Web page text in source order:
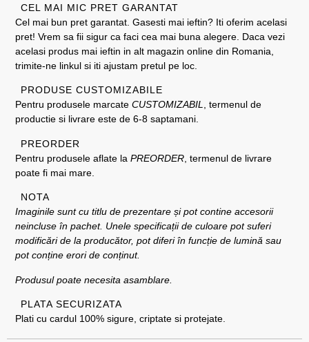
CEL MAI MIC PRET GARANTAT
Cel mai bun pret garantat. Gasesti mai ieftin? Iti oferim acelasi
pret! Vrem sa fii sigur ca faci cea mai buna alegere. Daca vezi
acelasi produs mai ieftin in alt magazin online din Romania,
trimite-ne linkul si iti ajustam pretul pe loc.
PRODUSE CUSTOMIZABILE
Pentru produsele marcate CUSTOMIZABIL, termenul de
productie si livrare este de 6-8 saptamani.
PREORDER
Pentru produsele aflate la PREORDER , termenul de livrare
poate fi mai mare.
NOTA
Imaginile sunt cu titlu de prezentare și pot contine accesorii
neincluse în pachet. Unele specificații de culoare pot suferi
modificări de la producător, pot diferi în funcție de lumină sau
pot conține erori de conținut.
Produsul poate necesita asamblare.
PLATA SECURIZATA
Plati cu cardul 100% sigure, criptate si protejate.